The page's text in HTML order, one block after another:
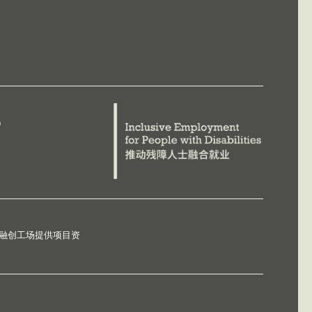
创工场提供项目资